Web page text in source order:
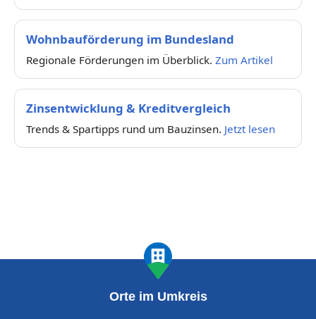
Wohnbauförderung im Bundesland
Regionale Förderungen im Überblick. Zum Artikel
Zinsentwicklung & Kreditvergleich
Trends & Spartipps rund um Bauzinsen. Jetzt lesen
Orte im Umkreis